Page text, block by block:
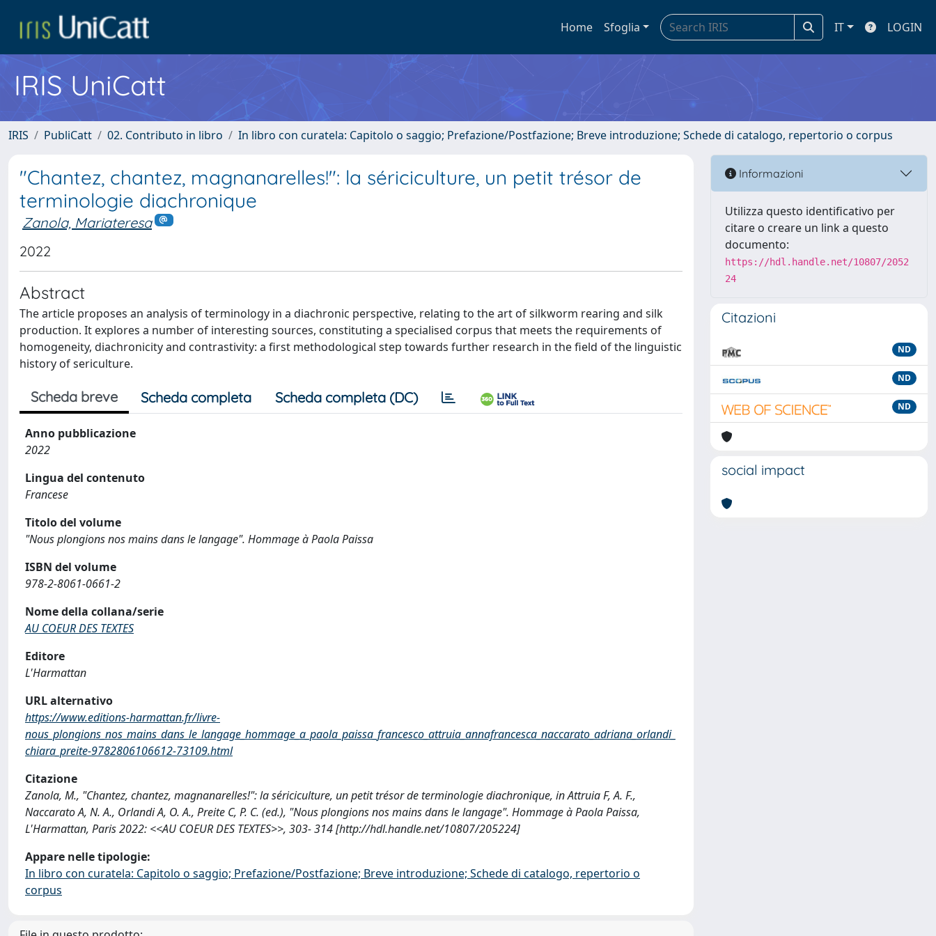
Home Sfoglia IT LOGIN
IRIS UniCatt
IRIS PubliCatt 02. Contributo in libro In libro con curatela: Capitolo o saggio; Prefazione/Postfazione; Breve introduzione; Schede di catalogo, repertorio o corpus
"Chantez, chantez, magnanarelles!": la sériciculture, un petit trésor de
terminologie diachronique
Zanola, Mariateresa
2022
Abstract
The article proposes an analysis of terminology in a diachronic perspective, relating to the art of silkworm rearing and silk
production. It explores a number of interesting sources, constituting a specialised corpus that meets the requirements of
homogeneity, diachronicity and contrastivity: a first methodological step towards further research in the field of the linguistic
history of sericulture.
Scheda breve Scheda completa Scheda completa (DC)
Anno pubblicazione
2022
Lingua del contenuto
Francese
Titolo del volume
"Nous plongions nos mains dans le langage". Hommage à Paola Paissa
ISBN del volume
978-2-8061-0661-2
Nome della collana/serie
AU COEUR DES TEXTES
Editore
L'Harmattan
URL alternativo
https://www.editions-harmattan.fr/livre-
nous_plongions_nos_mains_dans_le_langage_hommage_a_paola_paissa_francesco_attruia_annafrancesca_naccarato_adriana_orlandi_
chiara_preite-9782806106612-73109.html
Citazione
Zanola, M., "Chantez, chantez, magnanarelles!": la sériciculture, un petit trésor de terminologie diachronique, in Attruia F, A. F.,
Naccarato A, N. A., Orlandi A, O. A., Preite C, P. C. (ed.), "Nous plongions nos mains dans le langage". Hommage à Paola Paissa,
L'Harmattan, Paris 2022: <<AU COEUR DES TEXTES>>, 303- 314 [http://hdl.handle.net/10807/205224]
Appare nelle tipologie:
In libro con curatela: Capitolo o saggio; Prefazione/Postfazione; Breve introduzione; Schede di catalogo, repertorio o
corpus
Informazioni
Utilizza questo identificativo per
citare o creare un link a questo
documento:
https://hdl.handle.net/10807/2052
24
Citazioni
ND
ND
ND
social impact